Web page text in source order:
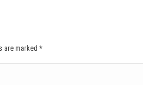
are marked *